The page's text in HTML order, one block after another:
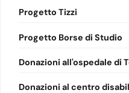
Progetto Tizzi
Progetto Borse di Studio
Donazioni all'ospedale di
Donazioni al centro